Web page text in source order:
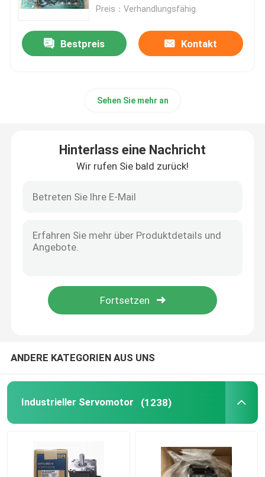
Überflüssiges Stromversorgungs-Modul
Digital ich O-Modul
Variabler Frequenzumrichter
HMI-Touch Screen
Programmierbarer Logik-Prüfer PLC
Preis：Verhandlungsfähig
Bestpreis Kontakt
Sehen Sie mehr an
Hinterlass eine Nachricht
Wir rufen Sie bald zurück!
ANDERE KATEGORIEN AUS UNS
Industrieller Servomotor (1238)